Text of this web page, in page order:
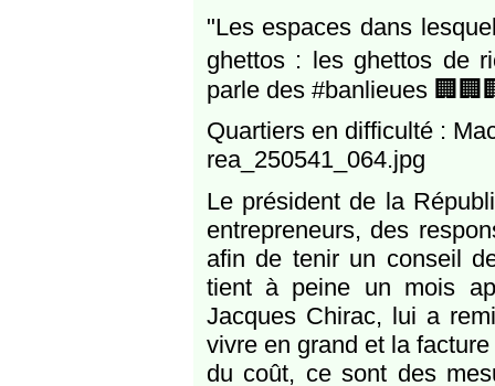
"Les espaces dans
ghettos : les ghettos de
parle des #banlieues
Quartiers en difficulté :
rea_250541_064.jpg
Le président de la
entrepreneurs, des
afin de tenir un conseil
tient à peine un mois
Jacques Chirac, lui a
vivre en grand et la
du coût, ce sont des